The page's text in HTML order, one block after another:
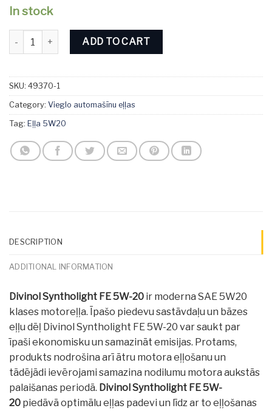
In stock
Divinol Syntholight FE 5W-20 1L quantity
ADD TO CART
SKU: 49370-1
Category: Vieglo automašīnu eļļas
Tag: Eļļa 5W20
DESCRIPTION
ADDITIONAL INFORMATION
Divinol Syntholight FE 5W-20 ir moderna SAE 5W20
klases motoreļļa. Īpašo piedevu sastāvdaļu un bāzes
eļļu dēļ Divinol Syntholight FE 5W-20 var saukt par
īpaši ekonomisku un samazināt emisijas. Protams,
produkts nodrošina arī ātru motora eļļošanu un
tādējādi ievērojami samazina nodilumu motora aukstās
palaišanas periodā. Divinol Syntholight FE 5W-
20 piedāvā optimālu eļļas padevi un līdz ar to eļļošanas